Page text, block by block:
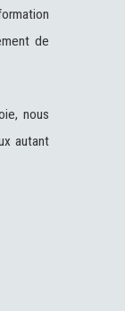
de
nous
autant